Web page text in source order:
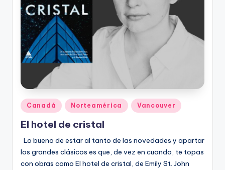
Publicado
en
Canadá Norteamérica Vancouver
El hotel de cristal
Lo bueno de estar al tanto de las novedades y apartar
los grandes clásicos es que, de vez en cuando, te topas
con obras como El hotel de cristal, de Emily St. John